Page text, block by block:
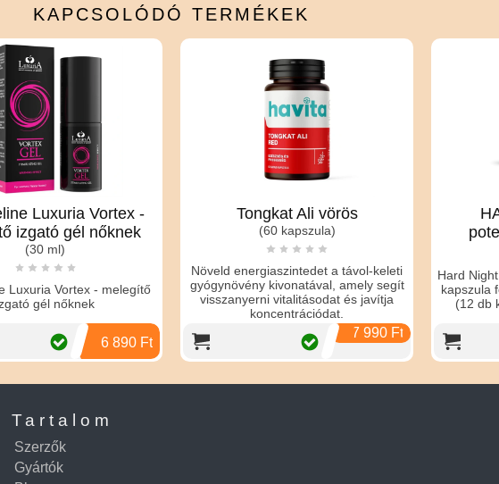
KAPCSOLÓDÓ TERMÉKEK
Tongkat Ali vörös
(60 kapszula)
Növeld energiaszintedet a távol-keleti
gyógynövény kivonatával, amely segít
visszanyerni vitalitásodat és javítja
7 990 Ft
HARD NIGHT erős
potencianövelő - 6 DB
Hard Night for Men – Étrend-kiegészítő
kapszula férfiaknakNettó tömeg: 4,8 g
(12 db kapszula)A Hard Night for
10 590 Ft
Tartalom
Szerzők
Gyártók